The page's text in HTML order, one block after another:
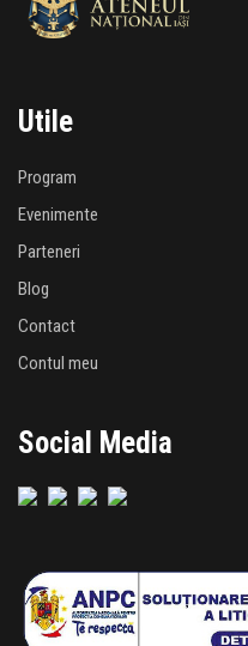
Utile
Program
Evenimente
Parteneri
Blog
Contact
Contul meu
Social Media